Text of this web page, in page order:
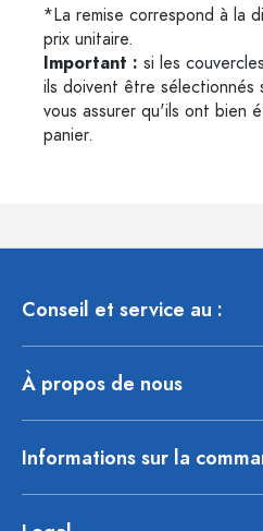
*La remise correspond à la
prix unitaire.
Important : si les
ils doivent être sélectionnés
vous assurer qu'ils ont bien
panier.
Conseil et service au :
À propos de nous
Informations sur la